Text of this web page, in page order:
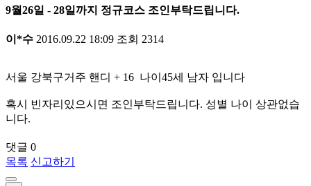
9월26일 - 28일까지 정규코스 조인부탁드립니다.
이*수 2016.09.22 18:09 조회 2314
서울 강북구거주 핸디 + 16 나이45세 남자 입니다
혹시 빈자리있으시면 조인부탁드립니다. 성별 나이 상관없습
니다.
댓글 0
목록 신고하기